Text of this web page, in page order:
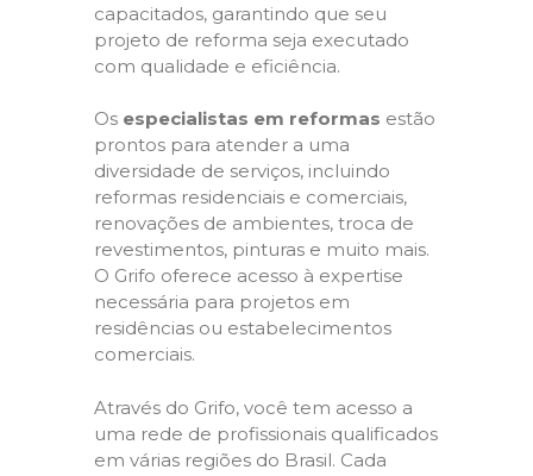
capacitados, garantindo que seu
projeto de reforma seja executado
com qualidade e eficiência.
Os especialistas em reformas estão
prontos para atender a uma
diversidade de serviços, incluindo
reformas residenciais e comerciais,
renovações de ambientes, troca de
revestimentos, pinturas e muito mais.
O Grifo oferece acesso à expertise
necessária para projetos em
residências ou estabelecimentos
comerciais.
Através do Grifo, você tem acesso a
uma rede de profissionais qualificados
em várias regiões do Brasil. Cada